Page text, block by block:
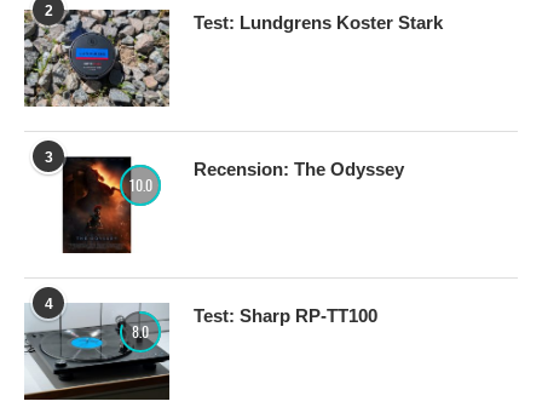
2
Test: Lundgrens Koster Stark
3
10.0
Recension: The Odyssey
4
8.0
Test: Sharp RP-TT100